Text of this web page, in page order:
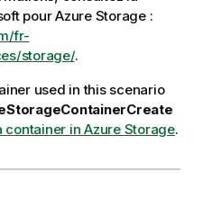
pour Azure Storage :
fr-
storage/.
used in this scenario
container in Azure Storage.